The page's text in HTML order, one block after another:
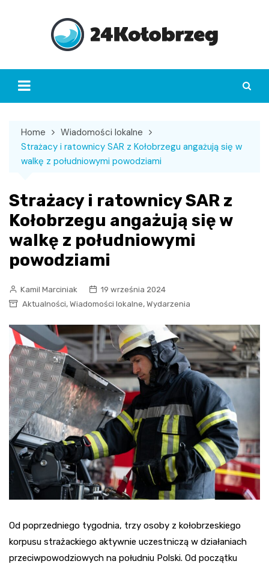
Home
Wiadomości lokalne
Strażacy i ratownicy SAR z Kołobrzegu angażują się w
walkę z południowymi powodziami
Strażacy i ratownicy SAR z
Kołobrzegu angażują się w
walkę z południowymi
powodziami
Kamil Marciniak
19 września 2024
Aktualności, Wiadomości lokalne, Wydarzenia
Od poprzedniego tygodnia, trzy osoby z kołobrzeskiego
korpusu strażackiego aktywnie uczestniczą w działaniach
przeciwpowodziowych na południu Polski. Od początku